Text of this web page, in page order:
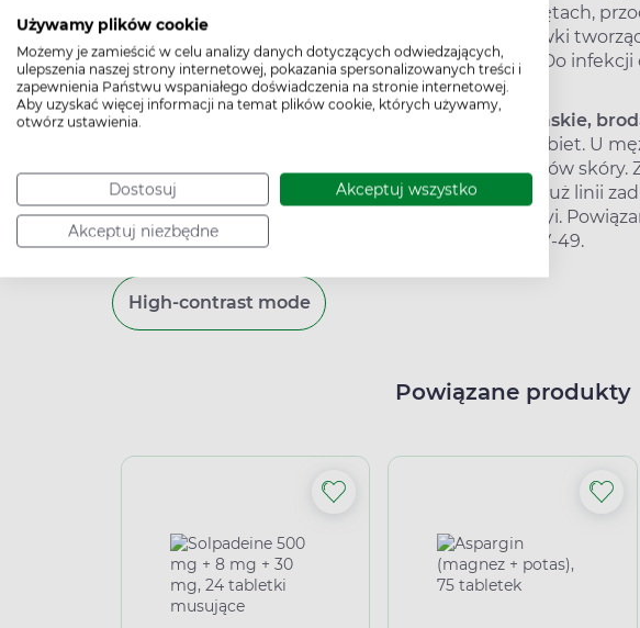
Używamy plików cookie
Możemy je zamieścić w celu analizy danych dotyczących odwiedzających,
ulepszenia naszej strony internetowej, pokazania spersonalizowanych treści i
zapewnienia Państwu wspaniałego doświadczenia na stronie internetowej.
Aby uzyskać więcej informacji na temat plików cookie, których używamy,
otwórz ustawienia.
Dostosuj Akceptuj wszystko
Akceptuj niezbędne
stóp, szczególnie w miejscach ucisku, np. na piętach,
tworzyć tzw. kurzajki mozaikowe – zlane brodawki
Powiązane z zakażeniem typami HPV i HPV-2. Do
publicznych (baseny, siłownie, prysznice).
kurzajki na twarzy, szyi i rękach (brodawki płaskie,
najczęściej występują u dzieci, nastolatków i kobiet. U
okolicach zarostu, gdzie dochodzi do mikrourazów skóry.
mogą być rozproszone lub tworzyć pasma wzdłuż linii
najczęściej pojawiają się na czole, policzkach, szyi.
3, HPV-10, HPV-27, HPV-28, HPV-38, HPV-41, HPV-49.
High-contrast mode
Powiązane produkty